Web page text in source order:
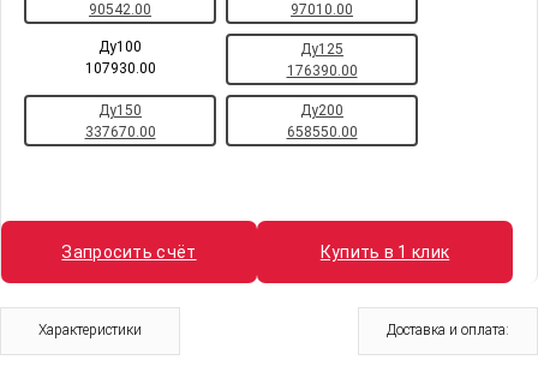
Запросить счёт Купить в 1 клик
90542.00
97010.00
Ду100
107930.00
Ду125
176390.00
Ду150
337670.00
Ду200
658550.00
Характеристики Доставка и оплата: